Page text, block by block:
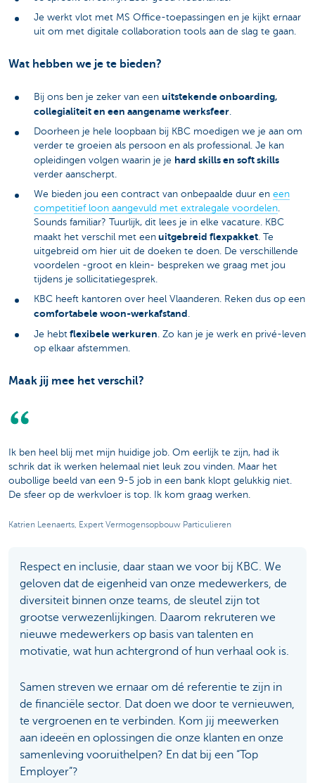
Je werkt vlot met MS Office-toepassingen en je kijkt ernaar
uit om met digitale collaboration tools aan de slag te gaan.
Wat hebben we je te bieden?
Bij ons ben je zeker van een uitstekende onboarding,
collegialiteit en een aangename werksfeer.
Doorheen je hele loopbaan bij KBC moedigen we je aan om
verder te groeien als persoon en als professional. Je kan
opleidingen volgen waarin je je hard skills en soft skills
verder aanscherpt.
We bieden jou een contract van onbepaalde duur en een
competitief loon aangevuld met extralegale voordelen.
Sounds familiar? Tuurlijk, dit lees je in elke vacature. KBC
maakt het verschil met een uitgebreid flexpakket. Te
uitgebreid om hier uit de doeken te doen. De verschillende
voordelen -groot en klein- bespreken we graag met jou
tijdens je sollicitatiegesprek.
KBC heeft kantoren over heel Vlaanderen. Reken dus op een
comfortabele woon-werkafstand.
Je hebt flexibele werkuren. Zo kan je je werk en privé-leven
op elkaar afstemmen.
Maak jij mee het verschil?
Ik ben heel blij met mijn huidige job. Om eerlijk te zijn, had ik
schrik dat ik werken helemaal niet leuk zou vinden. Maar het
oubollige beeld van een 9-5 job in een bank klopt gelukkig niet.
De sfeer op de werkvloer is top. Ik kom graag werken.
Katrien Leenaerts, Expert Vermogensopbouw Particulieren
Respect en inclusie, daar staan we voor bij KBC. We
geloven dat de eigenheid van onze medewerkers, de
diversiteit binnen onze teams, de sleutel zijn tot
grootse verwezenlijkingen. Daarom rekruteren we
nieuwe medewerkers op basis van talenten en
motivatie, wat hun achtergrond of hun verhaal ook is.
Samen streven we ernaar om dé referentie te zijn in
de financiële sector. Dat doen we door te vernieuwen,
te vergroenen en te verbinden. Kom jij meewerken
aan ideeën en oplossingen die onze klanten en onze
samenleving vooruithelpen? En dat bij een “Top
Employer”?